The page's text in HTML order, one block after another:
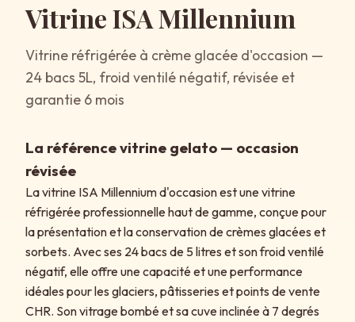
Vitrine ISA Millennium
Vitrine réfrigérée à crème glacée d'occasion —
24 bacs 5L, froid ventilé négatif, révisée et
garantie 6 mois
La référence vitrine gelato — occasion
révisée
La vitrine ISA Millennium d'occasion est une vitrine
réfrigérée professionnelle haut de gamme, conçue pour
la présentation et la conservation de crèmes glacées et
sorbets. Avec ses 24 bacs de 5 litres et son froid ventilé
négatif, elle offre une capacité et une performance
idéales pour les glaciers, pâtisseries et points de vente
CHR. Son vitrage bombé et sa cuve inclinée à 7 degrés